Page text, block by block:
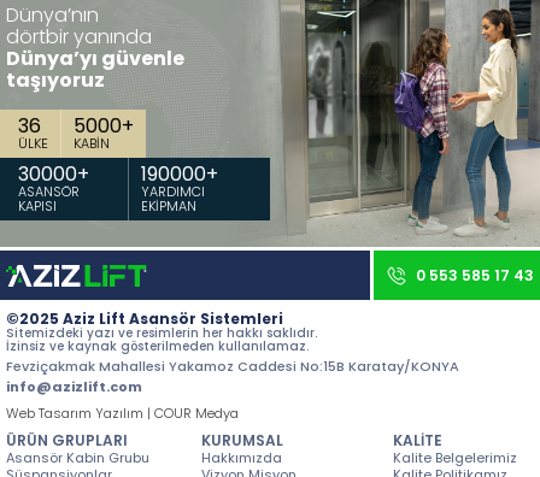
Tüm hakkı saklıdır. Sitemizde kullanılan tüm içerik ve görseller
Aziz Lift'e ait olup izinsiz kullanımı hukuki yaptırıma tabidir.
Dünya’nın
dörtbir yanında
Dünya’yı güvenle
taşıyoruz
36
ÜLKE
5000+
KABİN
30000+
ASANSÖR
KAPISI
190000+
YARDIMCI
EKİPMAN
0 553 585 17 43
©2025 Aziz Lift Asansör Sistemleri
Sitemizdeki yazı ve resimlerin her hakkı saklıdır.
İzinsiz ve kaynak gösterilmeden kullanılamaz.
Fevziçakmak Mahallesi Yakamoz Caddesi No:15B Karatay/KONYA
info@azizlift.com
Web Tasarım Yazılım | COUR Medya
ÜRÜN GRUPLARI
Asansör Kabin Grubu
KURUMSAL
Hakkımızda
KALİTE
Kalite Belgelerimiz